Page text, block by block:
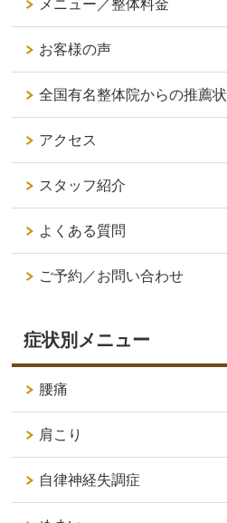
メニュー／整体料金
お客様の声
全国有名整体院からの推薦状
アクセス
スタッフ紹介
よくある質問
ご予約／お問い合わせ
症状別メニュー
腰痛
肩こり
自律神経失調症